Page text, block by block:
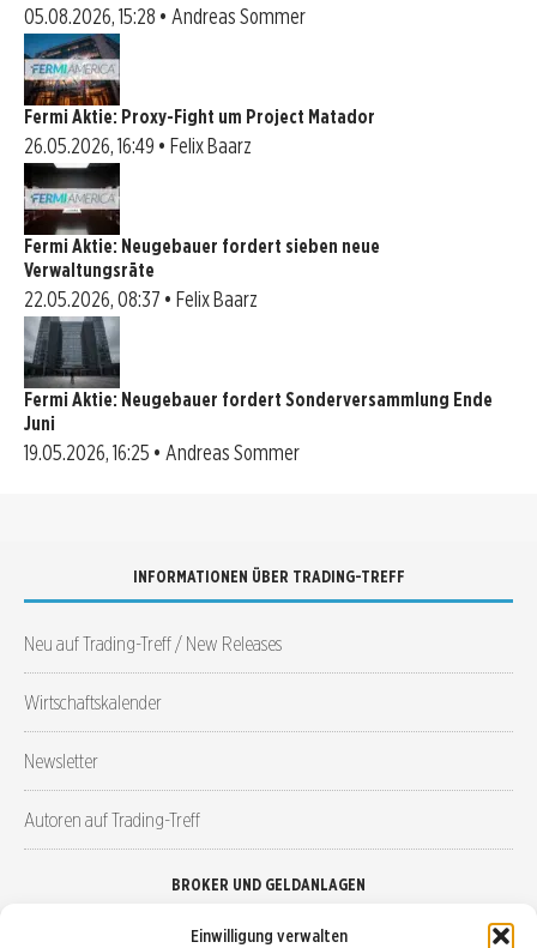
Einwilligung verwalten
05.08.2026, 15:28 • Andreas Sommer
Fermi Aktie: Proxy-Fight um Project Matador
26.05.2026, 16:49 • Felix Baarz
Fermi Aktie: Neugebauer fordert sieben neue
Verwaltungsräte
22.05.2026, 08:37 • Felix Baarz
Fermi Aktie: Neugebauer fordert Sonderversammlung Ende
Juni
19.05.2026, 16:25 • Andreas Sommer
INFORMATIONEN ÜBER TRADING-TREFF
Neu auf Trading-Treff / New Releases
Wirtschaftskalender
Newsletter
Autoren auf Trading-Treff
BROKER UND GELDANLAGEN